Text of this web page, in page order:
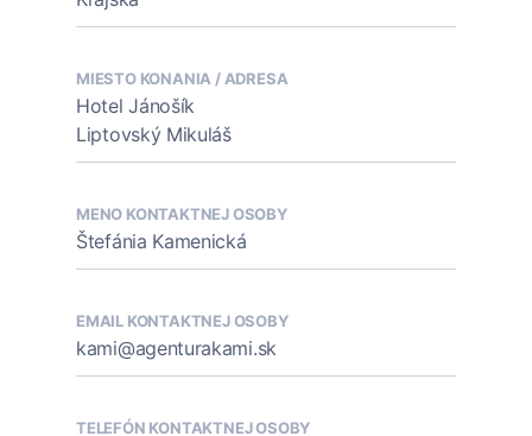
MIESTO KONANIA / ADRESA
Hotel Jánošík
Liptovský Mikuláš
MENO KONTAKTNEJ OSOBY
Štefánia Kamenická
EMAIL KONTAKTNEJ OSOBY
kami@agenturakami.sk
TELEFÓN KONTAKTNEJ OSOBY